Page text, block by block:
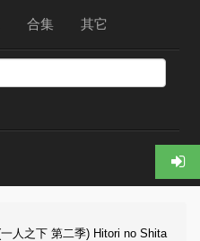
合集 其它
人之下 第二季) Hitori no Shita